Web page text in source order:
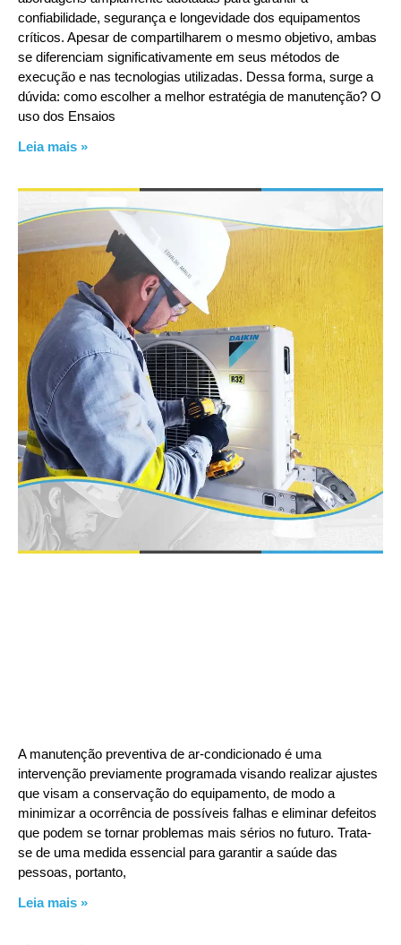
confiabilidade, segurança e longevidade dos equipamentos
críticos. Apesar de compartilharem o mesmo objetivo, ambas
se diferenciam significativamente em seus métodos de
execução e nas tecnologias utilizadas. Dessa forma, surge a
dúvida: como escolher a melhor estratégia de manutenção? O
uso dos Ensaios
Leia mais »
A manutenção preventiva de ar-condicionado é uma
intervenção previamente programada visando realizar ajustes
que visam a conservação do equipamento, de modo a
minimizar a ocorrência de possíveis falhas e eliminar defeitos
que podem se tornar problemas mais sérios no futuro. Trata-
se de uma medida essencial para garantir a saúde das
pessoas, portanto,
Leia mais »